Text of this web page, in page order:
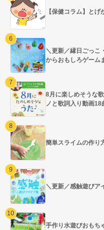
【保健コラム】と
＼更新／縁日ごっこ
からおもしろゲーム
8月に楽しめそうな
ノと歌詞入り動画
簡単スライムの作り
＼更新／感触遊びア
手作り水遊びおもち